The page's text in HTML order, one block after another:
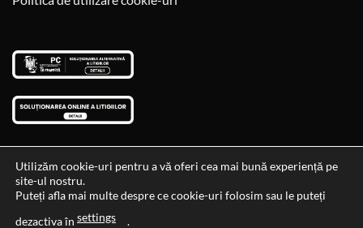
Data si ora ultimei actualizari al stocului si ale preturilor: 29-12-
Utilizăm cookie-uri pentru a vă oferi cea mai bună experiență pe
site-ul nostru.
Puteți afla mai multe despre ce cookie-uri folosim sau le puteți
dezactiva în settings .